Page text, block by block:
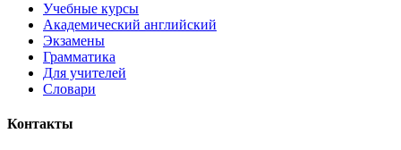
Учебные курсы
Академический английский
Экзамены
Грамматика
Для учителей
Словари
Контакты